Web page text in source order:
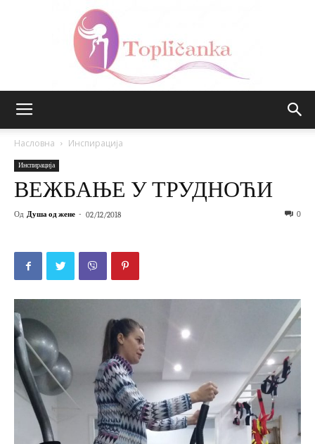
Насловна Инспирација
Инспирација
ВЕЖБАЊЕ У ТРУДНОЋИ
Од Душа од жене - 02/12/2018 0